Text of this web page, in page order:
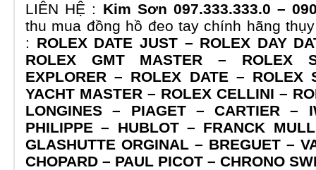
LIÊN HỆ : Kim Sơn 097.333.333.0 –
thu mua đồng hồ đeo tay chính hãng
: ROLEX DATE JUST – ROLEX DAY
ROLEX GMT MASTER – ROLEX
EXPLORER – ROLEX DATE – ROLEX
YACHT MASTER – ROLEX CELLINI –
LONGINES – PIAGET – CARTIER –
PHILIPPE – HUBLOT – FRANCK
GLASHUTTE ORGINAL – BREGUET –
CHOPARD – PAUL PICOT – CHRONO